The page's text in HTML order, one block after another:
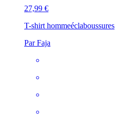
27,99 €
T-shirt hommeéclaboussures
Par Faja